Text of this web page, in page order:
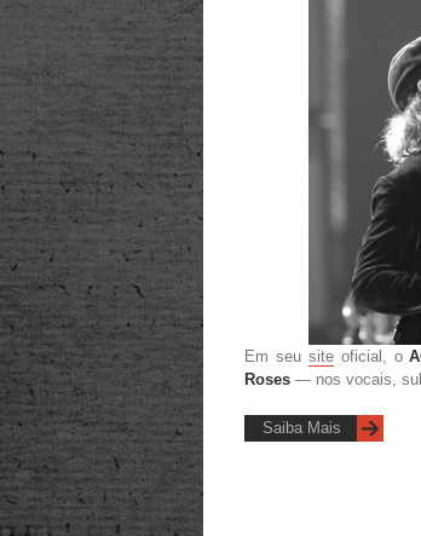
Em seu siteoficial, o
Roses — nos vocais,
Saiba Mais